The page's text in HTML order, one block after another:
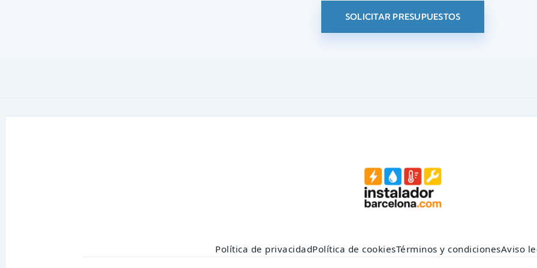
SOLICITAR PRESUPUESTOS
Política de privacidadPolítica de cookiesTérminos y condicionesAviso